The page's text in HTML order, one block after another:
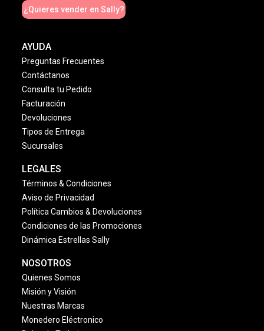
¿Quieres vender en Sally?
AYUDA
Preguntas Frecuentes
Contáctanos
Consulta tu Pedido
Facturación
Devoluciones
Tipos de Entrega
Sucursales
LEGALES
Términos & Condiciones
Aviso de Privacidad
Política Cambios & Devoluciones
Condiciones de las Promociones
Dinámica Estrellas Sally
NOSOTROS
Quienes Somos
Misión y Visión
Nuestras Marcas
Monedero Eléctronico